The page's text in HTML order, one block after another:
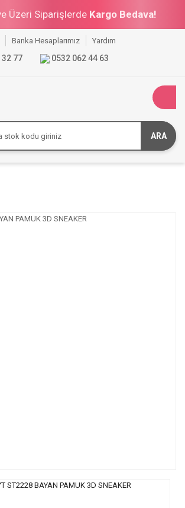
Üzeri Siparişlerde Kargo Bedava!
Banka Hesaplarımız Yardım
32 77 0532 062 44 63
ARA